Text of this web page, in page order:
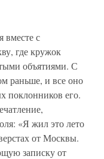
вместе с
где кружок
объятиями. С
раньше, и все оно
поклонников его.
«Я жил это лето
от Москвы.
записку от